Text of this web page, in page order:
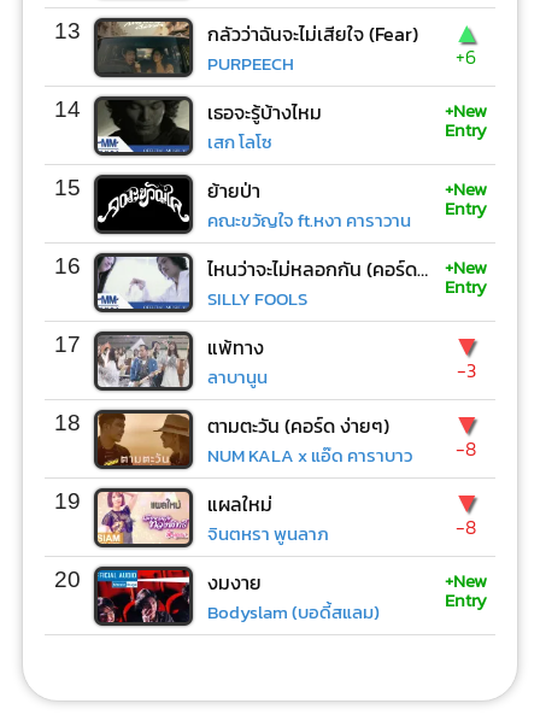
13 กลัวว่าฉันจะไม่เสียใจ (Fear)
PURPEECH
▲
+6
14 เธอจะรู้บ้างไหม
เสก โลโซ
+New
Entry
15 ย้ายป่า
คณะขวัญใจ ft.หงา คาราวาน
+New
Entry
16 ไหนว่าจะไม่หลอกกัน (คอร์ด ง่ายๆ)
SILLY FOOLS
+New
Entry
17 แพ้ทาง
ลาบานูน
▼
-3
18 ตามตะวัน (คอร์ด ง่ายๆ)
NUM KALA x แอ๊ด คาราบาว
▼
-8
19 แผลใหม่
จินตหรา พูนลาภ
▼
-8
20 งมงาย
Bodyslam (บอดี้สแลม)
+New
Entry